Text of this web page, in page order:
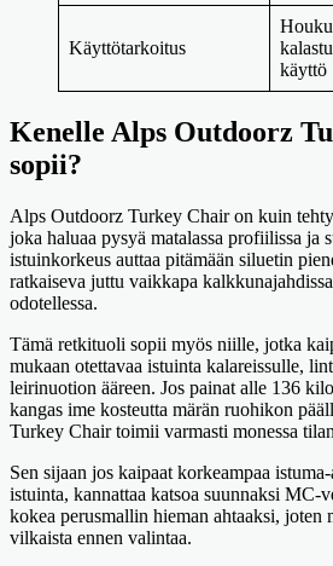
Käyttötarkoitus
käyttö
Kenelle Alps Outdoorz
sopii?
Alps Outdoorz Turkey Chair on kuin
joka haluaa pysyä matalassa profiilissa ja
istuinkorkeus auttaa pitämään siluetin
ratkaiseva juttu vaikkapa
odotellessa.
Tämä retkituoli sopii myös niille, jotka
mukaan otettavaa istuinta kalareissulle,
leirinuotion ääreen. Jos painat alle 136
kangas ime kosteutta märän ruohikon
Turkey Chair toimii varmasti monessa
Sen sijaan jos kaipaat korkeampaa
istuinta, kannattaa katsoa suunnaksi MC-
kokea perusmallin hieman ahtaaksi, joten
vilkaista ennen valintaa.